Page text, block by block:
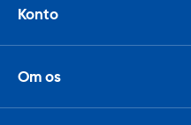
Konto
Om os